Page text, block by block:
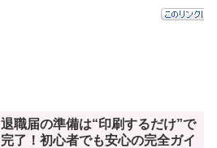
退職届の準備は“印刷するだけ”で
完了！初心者でも安心の完全ガイ